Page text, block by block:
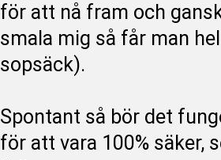
för att nå fram och
smala mig så får man
sopsäck).
Spontant så bör det
för att vara 100% säker,